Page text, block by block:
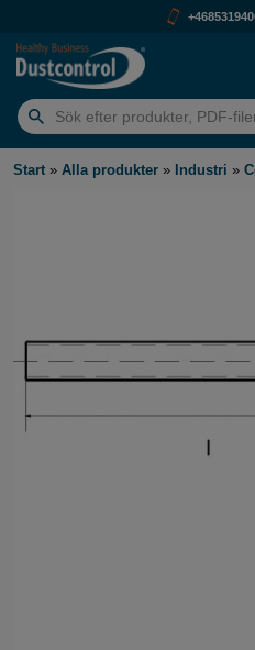
Sök
efter:
Start » Alla produkter » Industri »